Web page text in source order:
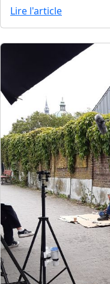
Lire l'article